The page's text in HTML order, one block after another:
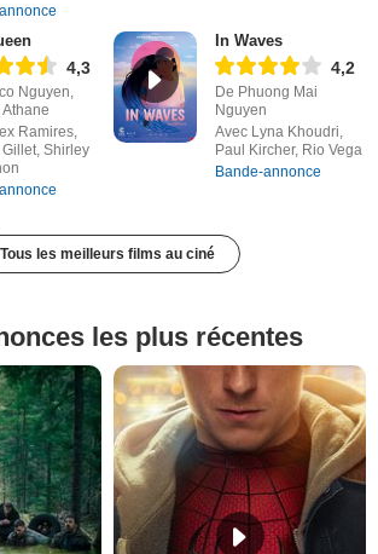
4,3
Nguyen,
Athane
Ramires,
Shirley
In Waves
4,2
De Phuong Mai
Nguyen
Avec Lyna Khoudri,
Paul Kircher, Rio Vega
Bande-annonce
Tous les meilleurs films au ciné
les plus récentes